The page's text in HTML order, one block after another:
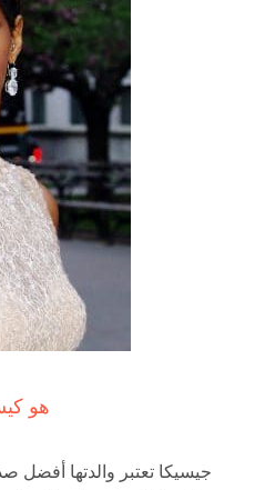
هو
جيسيكا تعتبر والدتها أفضل